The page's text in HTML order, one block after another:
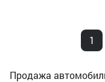
1
Продажа